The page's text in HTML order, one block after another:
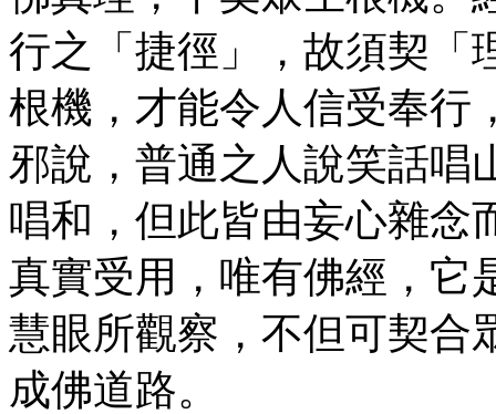
行之「捷徑」，故須契「
根機，才能令人信受奉行
邪說，普通之人說笑話唱
唱和，但此皆由妄心雜念
真實受用，唯有佛經，它
慧眼所觀察，不但可契合
成佛道路。